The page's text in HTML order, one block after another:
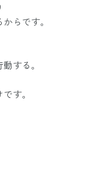
らです。
する。
す。